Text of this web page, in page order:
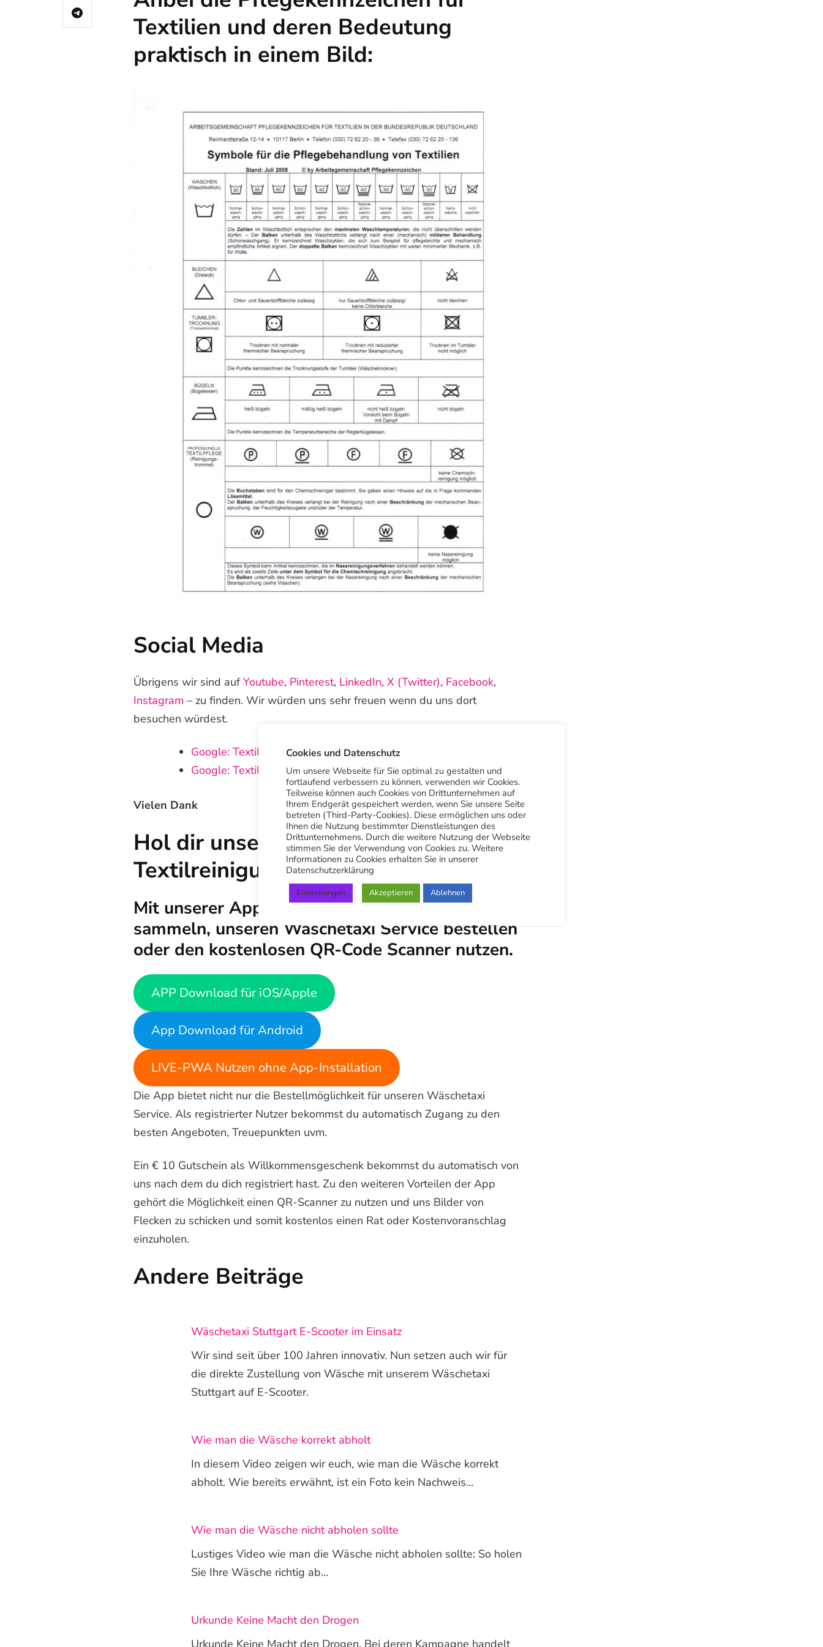
Textilien und deren Bedeutung
praktisch in einem Bild:
Social Media
Übrigens wir sind auf Youtube, Pinterest, LinkedIn, X (Twitter), Facebook,
Instagram – zu finden. Wir würden uns sehr freuen wenn du uns dort
besuchen würdest.
Google: Textilreinigung-Trieb Hauptsitz
Google: Textilreinigung-Trieb Botnang
Vielen Dank
Hol dir unsere App “Stuttgart
Textilreinigung”
Mit unserer App kannst du Treuepunkte
sammeln, unseren Wäschetaxi Service bestellen
oder den kostenlosen QR-Code Scanner nutzen.
APP Download für iOS/Apple
App Download für Android
LIVE-PWA Nutzen ohne App-Installation
Die App bietet nicht nur die Bestellmöglichkeit für unseren Wäschetaxi
Service. Als registrierter Nutzer bekommst du automatisch Zugang zu den
besten Angeboten, Treuepunkten uvm.
Ein € 10 Gutschein als Willkommensgeschenk bekommst du automatisch von
uns nach dem du dich registriert hast. Zu den weiteren Vorteilen der App
gehört die Möglichkeit einen QR-Scanner zu nutzen und uns Bilder von
Flecken zu schicken und somit kostenlos einen Rat oder Kostenvoranschlag
einzuholen.
Andere Beiträge
Wäschetaxi Stuttgart E-Scooter im Einsatz
Wir sind seit über 100 Jahren innovativ. Nun setzen auch wir für
die direkte Zustellung von Wäsche mit unserem Wäschetaxi
Stuttgart auf E-Scooter.
Wie man die Wäsche korrekt abholt
In diesem Video zeigen wir euch, wie man die Wäsche korrekt
abholt. Wie bereits erwähnt, ist ein Foto kein Nachweis…
Wie man die Wäsche nicht abholen sollte
Lustiges Video wie man die Wäsche nicht abholen sollte: So holen
Sie Ihre Wäsche richtig ab…
Urkunde Keine Macht den Drogen
Cookies und Datenschutz
Um unsere Webseite für Sie optimal zu gestalten und
fortlaufend verbessern zu können, verwenden wir Cookies.
Teilweise können auch Cookies von Drittunternehmen auf
Ihrem Endgerät gespeichert werden, wenn Sie unsere Seite
betreten (Third-Party-Cookies). Diese ermöglichen uns oder
Ihnen die Nutzung bestimmter Dienstleistungen des
Drittunternehmens. Durch die weitere Nutzung der Webseite
stimmen Sie der Verwendung von Cookies zu. Weitere
Informationen zu Cookies erhalten Sie in unserer
Datenschutzerklärung
Einstellungen Akzeptieren Ablehnen